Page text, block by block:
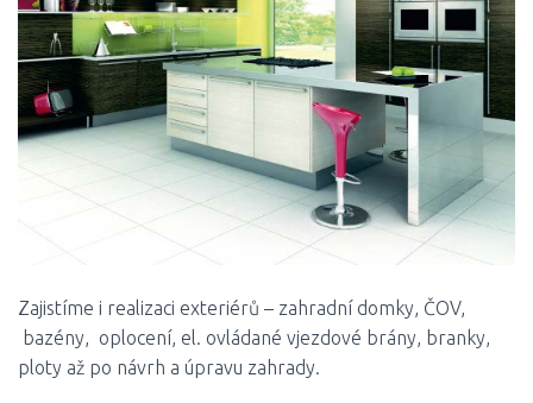
Zajistíme i realizaci exteriérů – zahradní domky, ČOV,
bazény, oplocení, el. ovládané vjezdové brány, branky,
ploty až po návrh a úpravu zahrady.